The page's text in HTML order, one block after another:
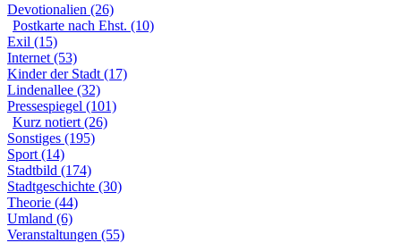
Devotionalien (26)
Postkarte nach Ehst. (10)
Exil (15)
Internet (53)
Kinder der Stadt (17)
Lindenallee (32)
Pressespiegel (101)
Kurz notiert (26)
Sonstiges (195)
Sport (14)
Stadtbild (174)
Stadtgeschichte (30)
Theorie (44)
Umland (6)
Veranstaltungen (55)